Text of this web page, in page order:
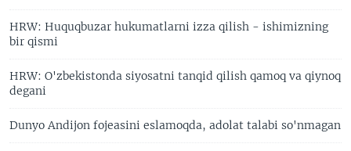
HRW: Huquqbuzar hukumatlarni izza qilish - ishimizning
bir qismi
HRW: O'zbekistonda siyosatni tanqid qilish qamoq va qiynoq
degani
Dunyo Andijon fojeasini eslamoqda, adolat talabi so'nmagan